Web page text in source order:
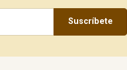
Suscríbete